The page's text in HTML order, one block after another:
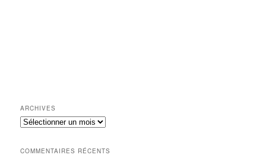
ARCHIVES
Archives
COMMENTAIRES RÉCENTS